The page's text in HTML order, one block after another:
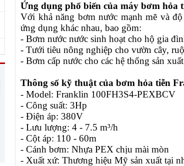
Ứng dụng phổ biến của máy bơm hỏa
Với khả năng bơm nước mạnh mẽ và
ứng dụng khác nhau, bao gồm:
- Bơm nước nước sinh hoạt cho hộ gia
- Tưới tiêu nông nghiệp cho vườn cây,
- Bơm cấp nước cho các hệ thống sản
Thông số kỹ thuật của bơm hỏa tiễn
- Model: Franklin 100FH3S4-PEXBCV
- Công suất: 3Hp
- Điện áp: 380V
- Lưu lượng: 4 - 7.5 m³/h
- Cột áp: 110 - 60m
- Cánh bơm: Nhựa PEX chịu mài mòn
- Xuất xứ: Thương hiệu Mỹ sản xuất tại